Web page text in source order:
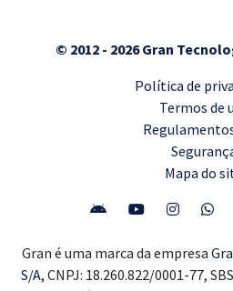
© 2012 - 2026 Gran
Política de
Termos de
Mapa do
Gran é uma marca da empresa
S/A, CNPJ: 18.260.822/0001-77,